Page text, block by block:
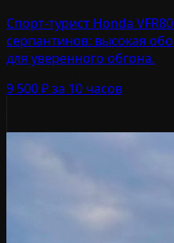
Спорт-турист Honda
серпантинов: высокая
для уверенного обгона.
9 500 ₽за 10 часов